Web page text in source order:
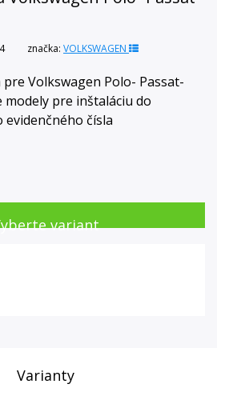
značka: VOLKSWAGEN
Volkswagen Polo- Passat-
modely pre inštaláciu do
evidenčného čísla
variant
Varianty